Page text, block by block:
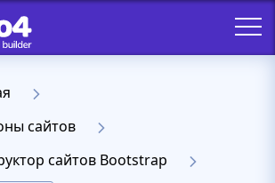
сайтов
сайтов Bootstrap